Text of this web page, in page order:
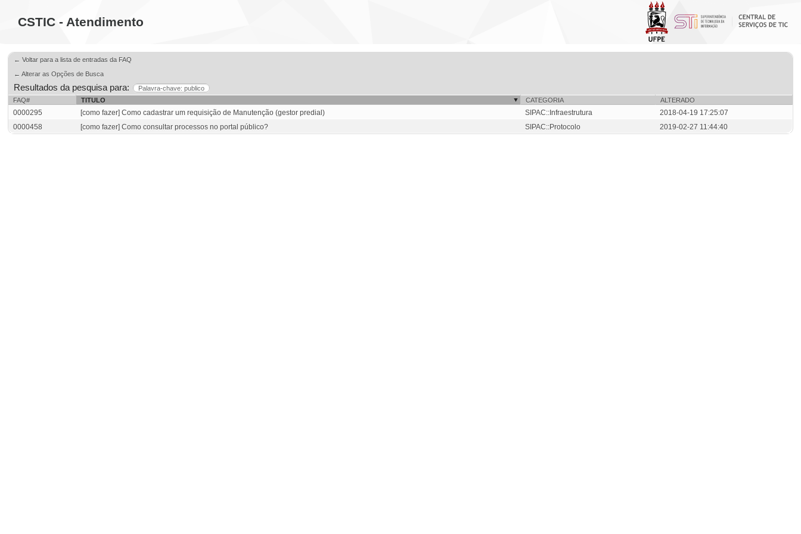
CSTIC - Atendimento
← Voltar para a lista de entradas da FAQ
← Alterar as Opções de Busca
Resultados da pesquisa para:
Palavra-chave: publico
FAQ#
TITULO CATEGORIA ALTERADO
0000295 [como fazer] Como cadastrar um requisição de Manutenção (gestor predial) SIPAC::Infraestrutura
2018-04-19 17:25:07
0000458
[como fazer] Como consultar processos no portal público? SIPAC::Protocolo 2019-02-27 11:44:40